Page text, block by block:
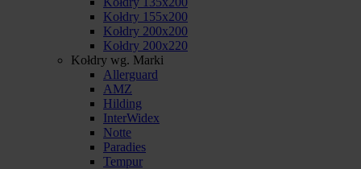
Kołdry 155x200
Kołdry 200x200
Kołdry 200x220
Kołdry wg. Marki
Allerguard
AMZ
Hilding
InterWidex
Notte
Paradies
Tempur